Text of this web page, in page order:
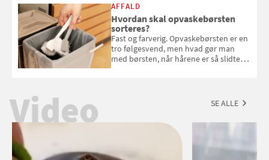
med i Samvirkes skønne vinquiz, hvor
du kan vinde 6 flasker vin fra Viña
Esmeralda. Konkurrencen slutter 1.
september 2026.
AFFALD
Hvordan skal opvaskebørsten
sorteres?
Fast og farverig. Opvaskebørsten er en
tro følgesvend, men hvad gør man
med børsten, når hårene er så slidte,
opvaskebørster skal sorteres
Video SE ALLE